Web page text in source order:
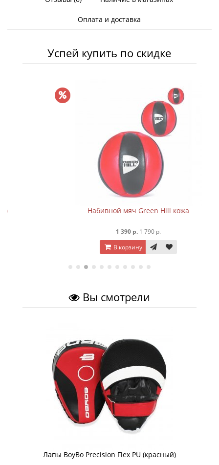
Оплата и доставка
Успей купить по скидке
Набивной мяч Green Hill кожа
1 790 р.
В корзину
Вы смотрели
Лапы BoyBo Precision Flex PU (красный)